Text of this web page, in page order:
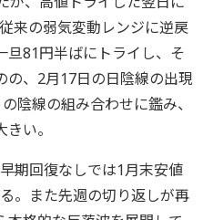
来の弱気変動レンジに逆戻
旦81円半ばにトライし、そ
の、2月17日の日陰線の出現
陰線の組み合わせに鑑み、
い。
期回復なしでは1月末安値
。また先週の切り返しが再